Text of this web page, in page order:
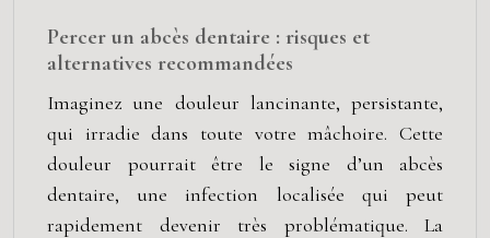
Percer un abcès dentaire : risques et
alternatives recommandées
Imaginez une douleur lancinante, persistante,
qui irradie dans toute votre mâchoire. Cette
douleur pourrait être le signe d’un abcès
dentaire, une infection localisée qui peut
rapidement devenir très problématique. La